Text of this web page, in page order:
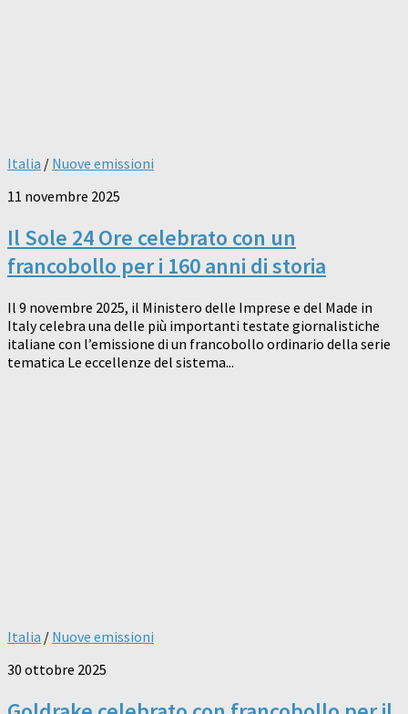
Italia / Nuove emissioni
11 novembre 2025
Il Sole 24 Ore celebrato con un
francobollo per i 160 anni di storia
Il 9 novembre 2025, il Ministero delle Imprese e del Made in
Italy celebra una delle più importanti testate giornalistiche
italiane con l’emissione di un francobollo ordinario della serie
tematica Le eccellenze del sistema...
Italia / Nuove emissioni
30 ottobre 2025